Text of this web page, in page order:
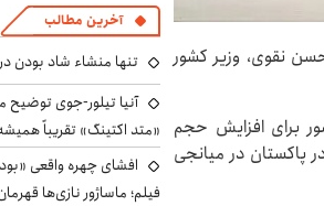
امشب ( شنبه ۱۶ خرداد) با سید محسن نقوی، وزیر کشور
برای افزایش حجم
برادر پاکستان در میانجی
آخرین مطالب
تنها منشاء شاد بودن
آنیا تیلور-جوی توضیح
«متد اکتینگ» تقریباً
افشای چهره واقعی
فیلم؛ ماساژور نازی‌ها